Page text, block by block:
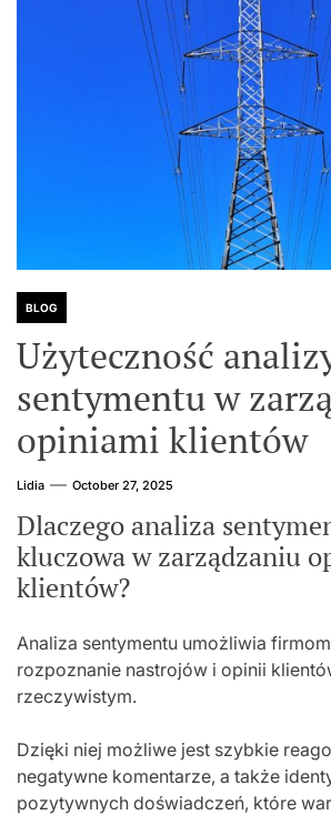
BLOG
Użyteczność
sentymentu w
opiniami klientów
Lidia October 27, 2025
Dlaczego analiza
kluczowa w zarządzaniu
klientów?
Analiza sentymentu umożliwia
rozpoznanie nastrojów i opinii
rzeczywistym.
Dzięki niej możliwe jest szybkie
negatywne komentarze, a także
pozytywnych doświadczeń, które